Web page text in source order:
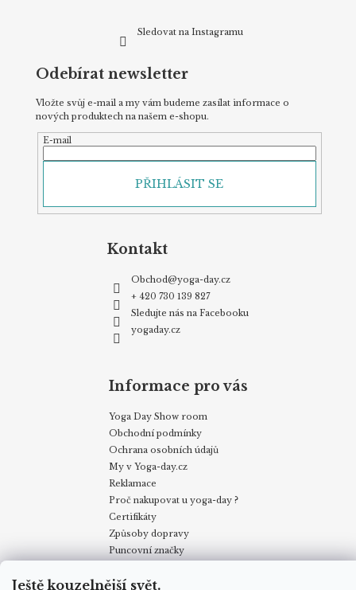
Ještě kouzelnější svět.
Sledovat na Instagramu
Odebírat newsletter
Vložte svůj e-mail a my vám budeme zasílat informace o
nových produktech na našem e-shopu.
E-mail
PŘIHLÁSIT SE
Kontakt
Obchod@yoga-day.cz
+ 420 730 139 827
Sledujte nás na Facebooku
yogaday.cz
Informace pro vás
Yoga Day Show room
Obchodní podmínky
Ochrana osobních údajů
My v Yoga-day.cz
Reklamace
Proč nakupovat u yoga-day ?
Certifikáty
Způsoby dopravy
Puncovní značky